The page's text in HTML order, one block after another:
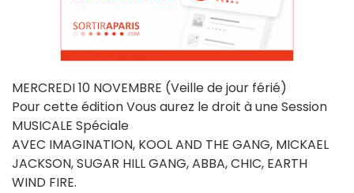
MERCREDI 10 NOVEMBRE (Veille de jour férié)
Pour cette édition Vous aurez le droit à une Session
MUSICALE Spéciale
AVEC IMAGINATION, KOOL AND THE GANG, MICKAEL
JACKSON, SUGAR HILL GANG, ABBA, CHIC, EARTH
WIND FIRE.